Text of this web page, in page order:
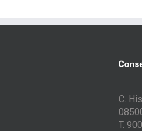
C.
T.